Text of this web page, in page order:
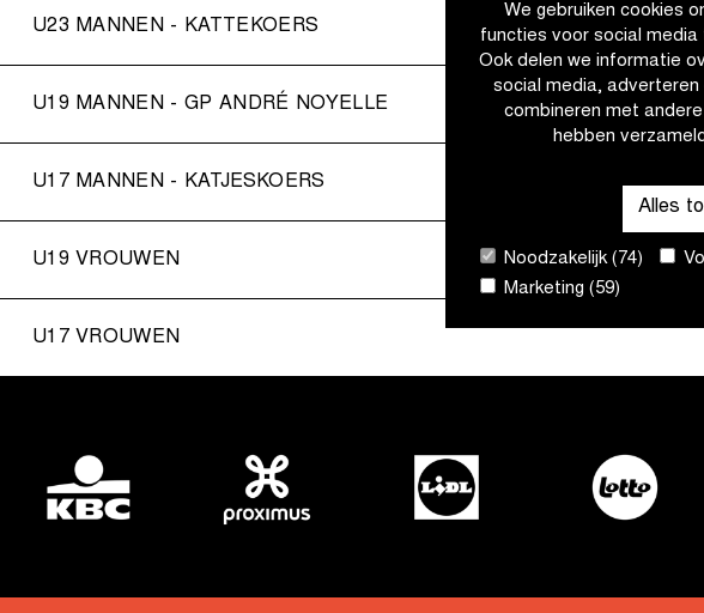
We gebruiken cookies
functies voor social
Ook delen we informatie
social media, adverteren
combineren met
hebben
Alles
Noodzakelijk (74)
Marketing (59)
U23 MANNEN - KATTEKOERS
U19 MANNEN - GP ANDRÉ NOYELLE
U17 MANNEN - KATJESKOERS
U19 VROUWEN
U17 VROUWEN